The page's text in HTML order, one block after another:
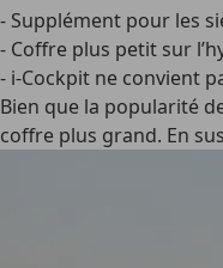
- Supplément pour les
- Coffre plus petit sur
- i-Cockpit ne convient
Bien que la popularité
coffre plus grand. En